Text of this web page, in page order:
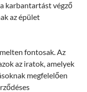
karbantartást végző
az épület
fontosak. Az
az iratok, amelyek
megfelelően